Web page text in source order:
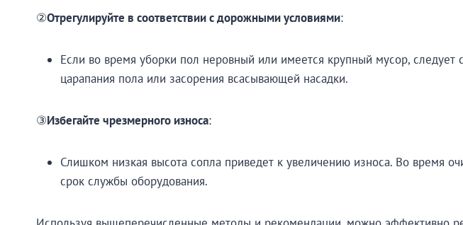
②Отрегулируйте в соответствии с дорожными условиями:
Если во время уборки пол неровный или имеется крупный мусор,
царапания пола или засорения всасывающей насадки.
③Избегайте чрезмерного износа:
Слишком низкая высота сопла приведет к увеличению износа. Во время
срок службы оборудования.